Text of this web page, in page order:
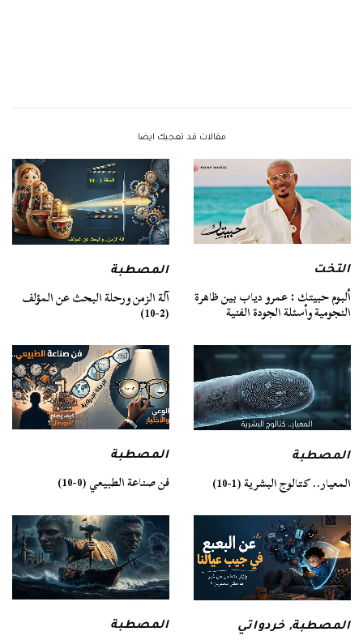
مقالات قد تعجبك ايضا
التخت
ألبوم حبيتك : عمرو دياب بين ظاهرة
النجومية وأسئلة الجودة الفنية
المصطبة
آلة الزمن ورحلة البحث عن المؤلف
(2-10)
المصطبة
المعيار.. كتالوج البشرية (1-10)
المصطبة
فن صناعة الطبيعي (0-10)
المصطبة,خردواتي المصطبة